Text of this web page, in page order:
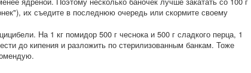
их съедите в последнюю очередь или скормите своему
На 1 кг помидор 500 г чеснока и 500 г сладкого перца, 1
до кипения и разложить по стерилизованным банкам. Тоже